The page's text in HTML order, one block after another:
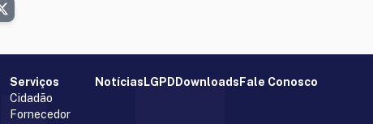
Serviços
Cidadão
Fornecedor
NotíciasLGPDDownloadsFale Conosco